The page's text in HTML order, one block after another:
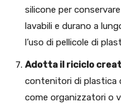
silicone per
lavabili e durano a
l’uso di pellicole di
Adotta il riciclo
contenitori di plastica
come organizzatori o